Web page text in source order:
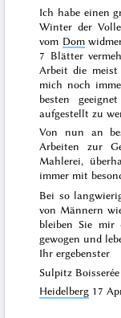
Ich habe einen
Winter der
vom Dom
7 Blätter
Arbeit die meist
mich noch
besten
aufgestellt zu
Von nun an
Arbeiten zur
Mahlerei,
immer mit
Bei so
von Männern
bleiben Sie mir
gewogen und
Ihr ergebenster
Sulpitz Boisserée
Heidelberg 17